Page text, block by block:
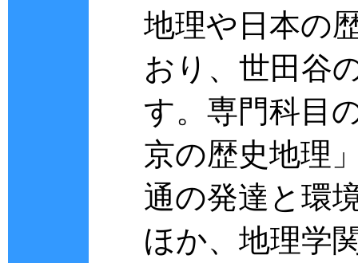
地理や日本の
おり、世田谷
す。専門科目
京の歴史地理
通の発達と環
ほか、地理学